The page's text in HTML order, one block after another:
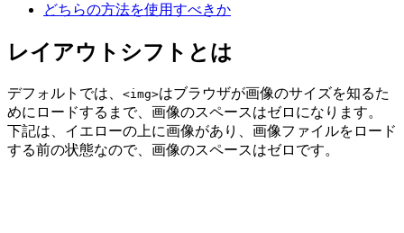
どちらの方法を使用すべきか
レイアウトシフトとは
デフォルトでは、 <img>はブラウザが画像のサイズを知るた
めにロードするまで、画像のスペースはゼロになります。
下記は、イエローの上に画像があり、画像ファイルをロード
する前の状態なので、画像のスペースはゼロです。